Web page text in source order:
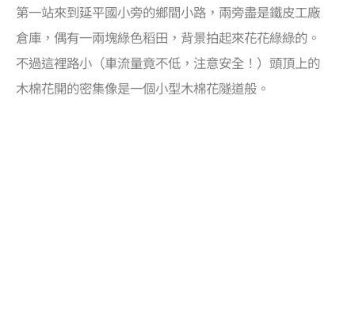
第一站來到延平國小旁的鄉間小路，兩旁盡是鐵皮工廠
倉庫，偶有一兩塊綠色稻田，背景拍起來花花綠綠的。
不過這裡路小（車流量竟不低，注意安全！）頭頂上的
木棉花開的密集像是一個小型木棉花隧道般。